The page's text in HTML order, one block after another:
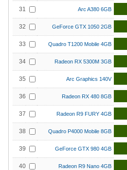
31 Arc A380 6GB
32 GeForce GTX 1050 2GB
33 Quadro T1200 Mobile 4GB
34 Radeon RX 5300M 3GB
35 Arc Graphics 140V
36 Radeon RX 480 8GB
37 Radeon R9 FURY 4GB
38 Quadro P4000 Mobile 8GB
39 GeForce GTX 980 4GB
40 Radeon R9 Nano 4GB